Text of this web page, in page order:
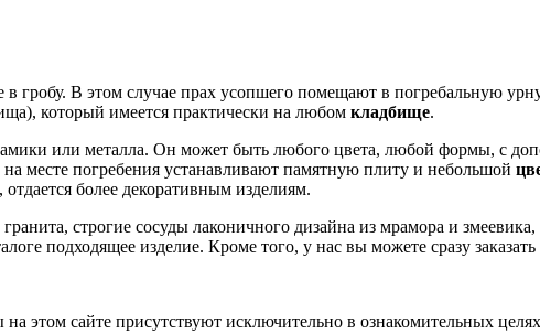
гробу. В этом случае прах усопшего помещают в погребальную
который имеется практически на любом кладбище.
или металла. Он может быть любого цвета, любой формы, с
погребения устанавливают памятную плиту и небольшой
более декоративным изделиям.
строгие сосуды лаконичного дизайна из мрамора и
подходящее изделие. Кроме того, у нас вы можете сразу
сайте присутствуют исключительно в ознакомительных